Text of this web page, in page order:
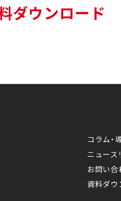
ダウンロード
コラム・
ニュース
お問い合
資料ダウ